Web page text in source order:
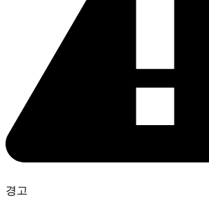
경고